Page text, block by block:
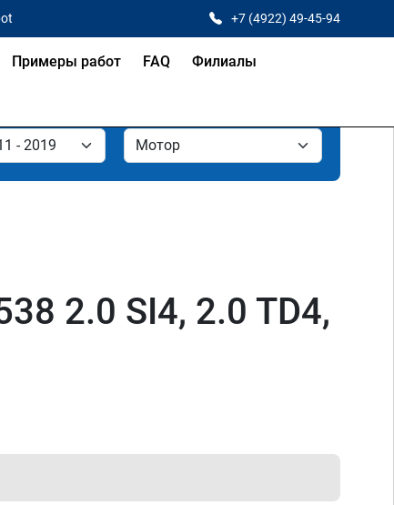
+7 (4922) 49-45-94
Примеры работ FAQ Филиалы
2.0 SI4, 2.0 TD4,